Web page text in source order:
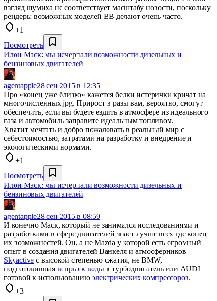
взгляд шумиха не соответствует масштабу новости, поскольку
рендеры возможных моделей BB делают очень часто.
+1
Посмотреть
Илон Маск: мы исчерпали возможности дизельных и
бензиновых двигателей
agentapple28 сен 2015 в 12:35
Про «конец уже близко» кажется белки истерички кричат на
многочисленных jpg. Прирост в разы вам, вероятно, смогут
обеспечить, если вы будете ездить в атмосфере из идеального
газа и автомобиль заправите идеальным топливом.
Хватит мечтать и добро пожаловать в реальный мир с
себестоимостью, затратами на разработку и внедрение и
экологическими нормами.
+1
Посмотреть
Илон Маск: мы исчерпали возможности дизельных и
бензиновых двигателей
agentapple28 сен 2015 в 08:59
И конечно Маск, который не занимался исследованиями и
разработками в сфере двигателей знает лучше всех где конец
их возможностей. Он, а не Mazda у которой есть огромный
опыт в создания двигателей Ванкеля и атмосферников
Skyactive с высокой степенью сжатия, не BMW,
подготовившая вспрыск воды в турбодвигатель или AUDI,
готовой к использованию электрических компрессоров.
+3